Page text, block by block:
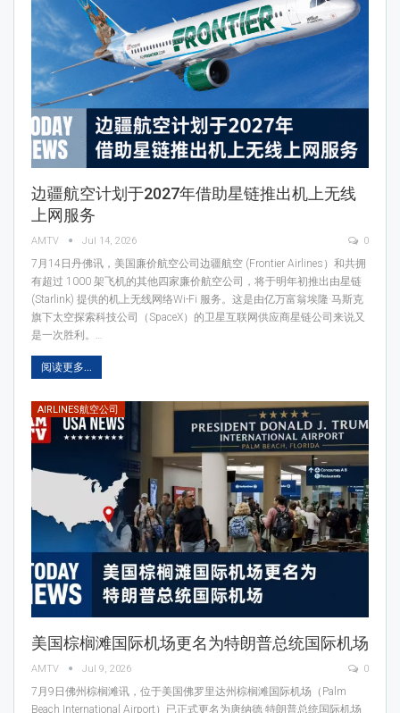
边疆航空计划于2027年借助星链推出机上无线
上网服务
AMTV Jul 14, 2026 0
7月14日丹佛讯，美国廉价航空公司边疆航空 (Frontier Airlines）和共拥
有超过 1000 架飞机的其他四家廉价航空公司，将于明年初推出由星链
(Starlink) 提供的机上无线网络Wi-Fi 服务。这是由亿万富翁埃隆·马斯克
旗下太空探索科技公司（SpaceX）的卫星互联网供应商星链公司来说又
是一次胜利。…
阅读更多...
AIRLINES航空公司
美国棕榈滩国际机场更名为特朗普总统国际机场
AMTV Jul 9, 2026 0
7月9日佛州棕榈滩讯，位于美国佛罗里达州棕榈滩国际机场（Palm
Beach International Airport）已正式更名为唐纳德·特朗普总统国际机场